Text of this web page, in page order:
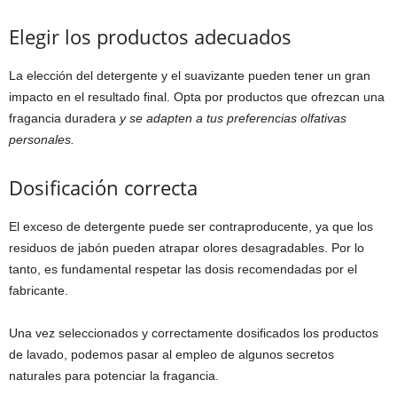
Elegir los productos adecuados
La elección del detergente y el suavizante pueden tener un gran
impacto en el resultado final. Opta por productos que ofrezcan una
fragancia duradera y se adapten a tus preferencias olfativas
personales.
Dosificación correcta
El exceso de detergente puede ser contraproducente, ya que los
residuos de jabón pueden atrapar olores desagradables. Por lo
tanto, es fundamental respetar las dosis recomendadas por el
fabricante.
Una vez seleccionados y correctamente dosificados los productos
de lavado, podemos pasar al empleo de algunos secretos
naturales para potenciar la fragancia.